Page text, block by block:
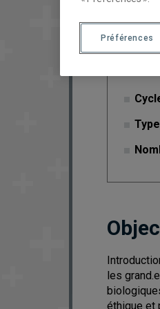
les
éthique et
Préférences